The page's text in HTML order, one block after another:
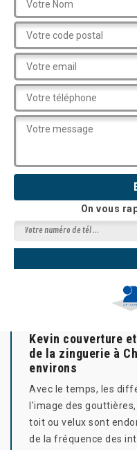
On vous
Kevin couverture
de la zinguerie à
environs
Avec le temps, les
l'image des
toit ou velux sont
de la fréquence des